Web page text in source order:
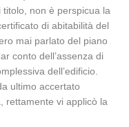
non è perspicua la
di abitabilità del
mai parlato del piano
conto dell’assenza di
dell’edificio.
ultimo accertato
rettamente vi applicò la